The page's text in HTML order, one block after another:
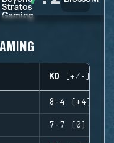
KD (+/-)
8-4 (+4)
7-7 (0)